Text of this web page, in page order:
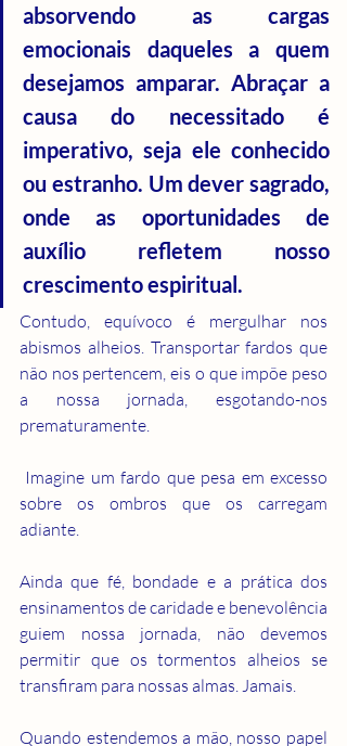
absorvendo as cargas
emocionais daqueles a quem
desejamos amparar. Abraçar a
causa do necessitado é
imperativo, seja ele conhecido
ou estranho. Um dever sagrado,
onde as oportunidades de
auxílio refletem nosso
crescimento espiritual.
Contudo, equívoco é mergulhar nos
abismos alheios. Transportar fardos que
não nos pertencem, eis o que impõe peso
a nossa jornada, esgotando-nos
prematuramente.
sobre os ombros que os carregam
adiante.
Ainda que fé, bondade e a prática dos
ensinamentos de caridade e benevolência
guiem nossa jornada, não devemos
permitir que os tormentos alheios se
transfiram para nossas almas. Jamais.
Quando estendemos a mão, nosso papel